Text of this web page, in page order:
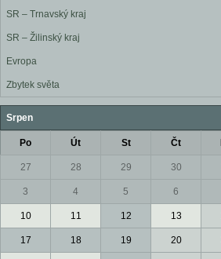
SR – Trnavský kraj
SR – Žilinský kraj
Evropa
Zbytek světa
Srpen
Po Út St Čt
27 28 29 30
3 4 5 6
10 11 12 13
17 18 19 20